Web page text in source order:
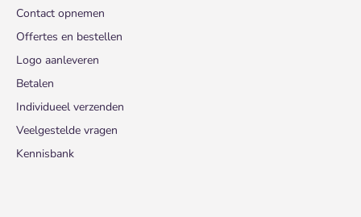
Contact opnemen
Offertes en bestellen
Logo aanleveren
Betalen
Individueel verzenden
Veelgestelde vragen
Kennisbank